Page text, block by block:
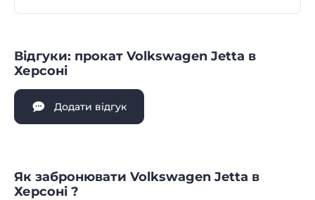
Відгуки: прокат Volkswagen Jetta в
Херсоні
Додати відгук
Як забронювати Volkswagen Jetta в
Херсоні ?